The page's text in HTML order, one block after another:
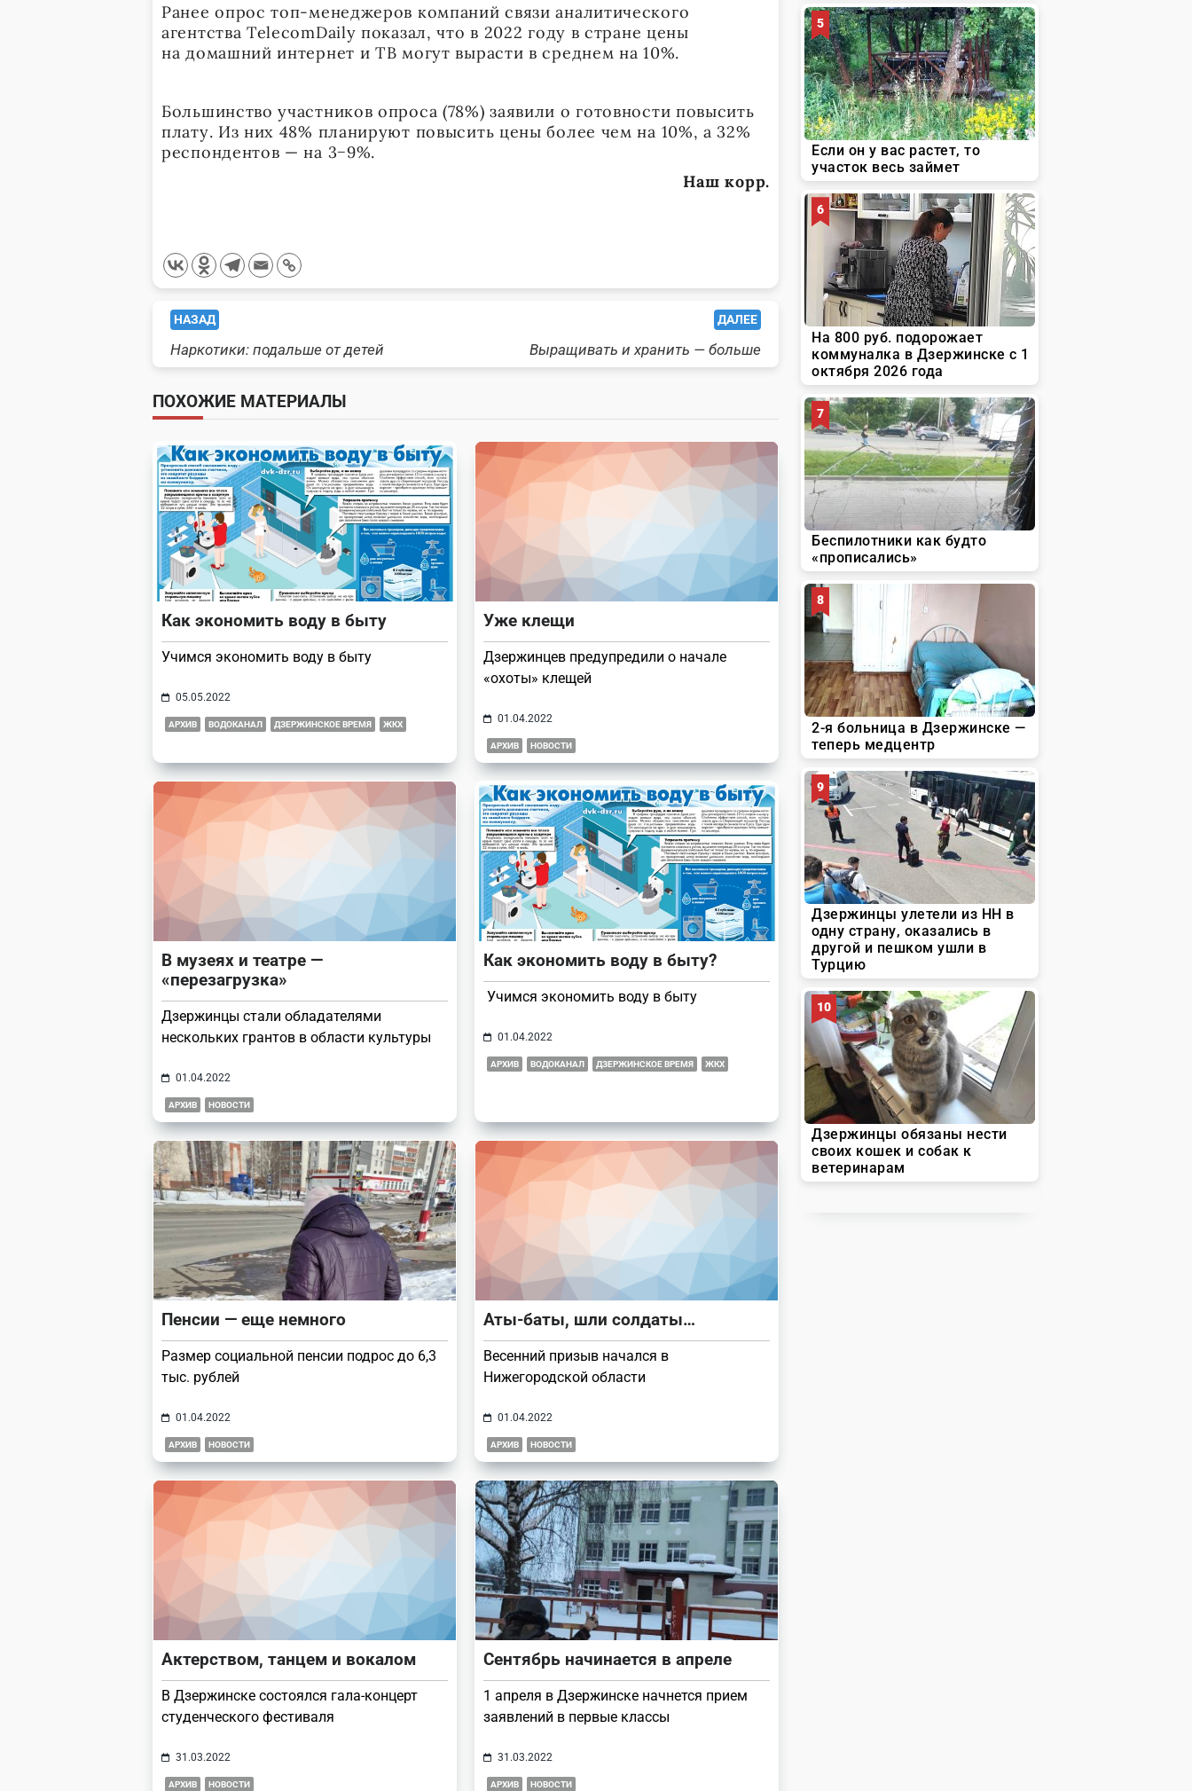
Ранее опрос топ-менеджеров компаний связи аналитического
агентства TelecomDaily показал, что в 2022 году в стране цены
на домашний интернет и ТВ могут вырасти в среднем на 10%.
Большинство участников опроса (78%) заявили о готовности повысить
плату. Из них 48% планируют повысить цены более чем на 10%, а 32%
респондентов — на 3−9%.
Наш корр.
<span
class="nav-
subtitle
screen-
reader-
text">Page</span>
НАЗАД
Наркотики: подальше от детей
ДАЛЕЕ
Выращивать и хранить — больше
ПОХОЖИЕ МАТЕРИАЛЫ
Как экономить воду в быту
Учимся экономить воду в быту
05.05.2022
АРХИВ ВОДОКАНАЛ ДЗЕРЖИНСКОЕ ВРЕМЯ ЖКХ
Уже клещи
Дзержинцев предупредили о начале
«охоты» клещей
01.04.2022
АРХИВ НОВОСТИ
В музеях и театре —
«перезагрузка»
Дзержинцы стали обладателями
нескольких грантов в области культуры
01.04.2022
АРХИВ НОВОСТИ
Как экономить воду в быту?
Учимся экономить воду в быту
01.04.2022
АРХИВ ВОДОКАНАЛ ДЗЕРЖИНСКОЕ ВРЕМЯ ЖКХ
Пенсии — еще немного
Размер социальной пенсии подрос до 6,3
тыс. рублей
01.04.2022
АРХИВ НОВОСТИ
Аты-баты, шли солдаты…
Весенний призыв начался в
Нижегородской области
01.04.2022
АРХИВ НОВОСТИ
Актерством, танцем и вокалом
В Дзержинске состоялся гала-концерт
студенческого фестиваля
31.03.2022
АРХИВ НОВОСТИ
Сентябрь начинается в апреле
1 апреля в Дзержинске начнется прием
заявлений в первые классы
31.03.2022
АРХИВ НОВОСТИ